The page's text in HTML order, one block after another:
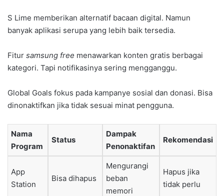
S Lime memberikan alternatif bacaan digital. Namun
banyak aplikasi serupa yang lebih baik tersedia.
Fitur samsung free menawarkan konten gratis berbagai
kategori. Tapi notifikasinya sering mengganggu.
Global Goals fokus pada kampanye sosial dan donasi. Bisa
dinonaktifkan jika tidak sesuai minat pengguna.
Nama
Program
Status
Dampak
Penonaktifan
Rekomendasi
App
Station
Bisa dihapus
Mengurangi
beban
memori
Hapus jika
tidak perlu